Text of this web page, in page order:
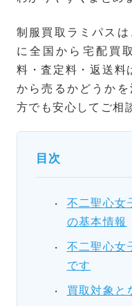
制服買取ラミパス
に全国から宅配買
料・査定料・返送料
から売るかどうか
方でも安心してご相
目次
不二聖心女
の基本情報
不二聖心女
です
買取対象と